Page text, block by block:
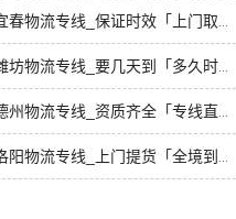
深圳到宜春物流专线_保证时效「上门取件」
深圳到潍坊物流专线_要几天到「多久时间」
深圳到德州物流专线_资质齐全「专线直达」
深圳到洛阳物流专线_上门提货「全境到达」